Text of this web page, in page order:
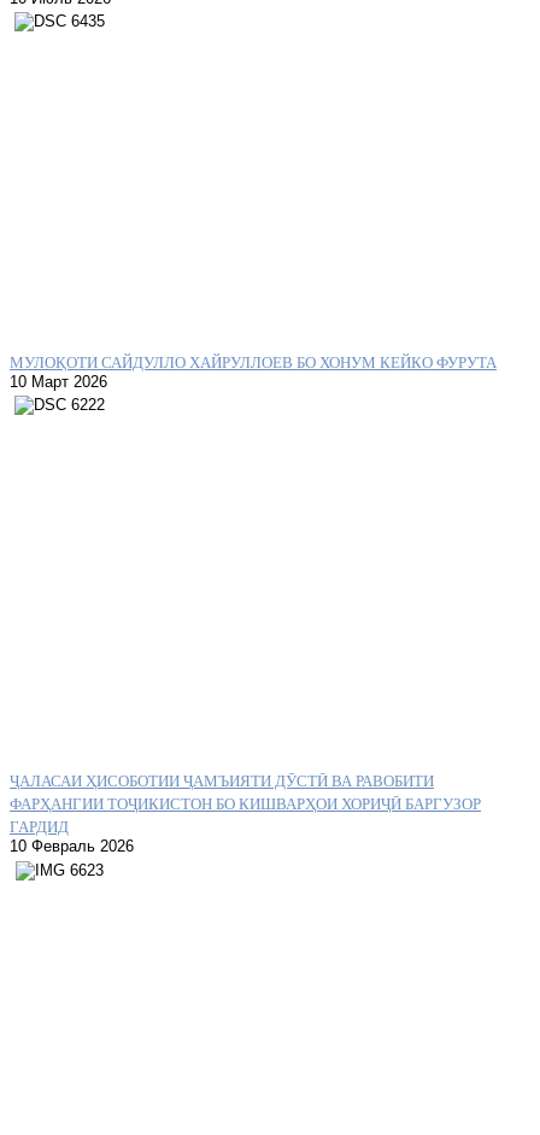
МУЛОҚОТИ САЙДУЛЛО ХАЙРУЛЛОЕВ БО ХОНУМ КЕЙКО ФУРУТА
10 Март 2026
ҶАЛАСАИ ҲИСОБОТИИ ҶАМЪИЯТИ ДӮСТӢ ВА РАВОБИТИ
ФАРҲАНГИИ ТОҶИКИСТОН БО КИШВАРҲОИ ХОРИҶӢ БАРГУЗОР
ГАРДИД
10 Февраль 2026